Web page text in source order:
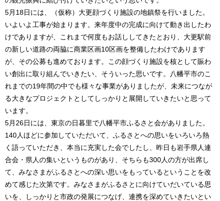
5月18日には、（仮称）大更顔づくり施設の地鎮祭を行いました。
いよいよ工事が始まります。来年度中の完成に向けて動き出したわ
けでありますが、これまで何度もお話ししてきたとおり、大更駅前
の新しい道路の両脇に商業区画10区画を整備したわけであります
が、その公募も進めております。この顔づくり施設を核として賑わ
い創出に取り組んでいきたい、そういった思いです。八幡平市のこ
れまでの19年間の中でも様々な事業がありましたが、未来につなが
る大きなプロジェクトとしてしっかりと展開していきたいと思って
います。
5月26日には、東京の日暮里で八幡平市ふるさと会がありました。
140人ほどに参加していただいて、ふるさとへの思いをいろいろ熱
く語っていただき、本当に充実した会でしたし、昨日も岩手県人連
合会・県人の集いというものがあり、そちらも300人の方が出席し
て、みなさまがふるさとへの深い思いをもっているということを改
めて感じた次第です。みなさまがふるさとに向けていだいている思
いを、しっかりと市政の発展につなげ、連携を深めていきたいとい